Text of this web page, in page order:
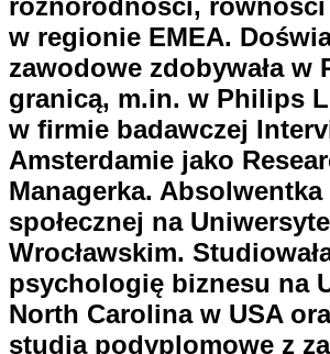
w regionie EMEA.
zawodowe zdobywała w
granicą, m.in. w Philips
w firmie badawczej
Amsterdamie jako
Managerka.
społecznej na
Wrocławskim.
psychologię biznesu na
North Carolina w USA
studia podyplomowe z